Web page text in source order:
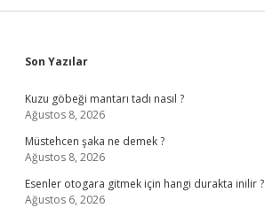
Sidebar
Son Yazılar
Kuzu göbeği mantarı tadı nasıl ?
Ağustos 8, 2026
Müstehcen şaka ne demek ?
Ağustos 8, 2026
Esenler otogara gitmek için hangi durakta inilir ?
Ağustos 6, 2026